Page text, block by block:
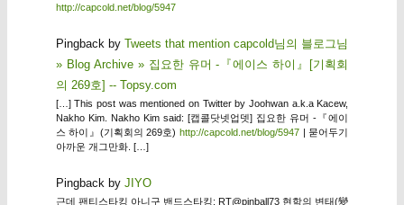
http://capcold.net/blog/5947
Pingback by Tweets that mention capcold님의 블로그님
» Blog Archive » 집요한 유머 -『에이스 하이』[기획회
의 269호] -- Topsy.com
[…] This post was mentioned on Twitter by Joohwan a.k.a Kacew,
Nakho Kim. Nakho Kim said: [캡콜닷넷업뎃] 집요한 유머 -『에이
스 하이』(기획회의 269호) http://capcold.net/blog/5947| 묻어두기
아까운 개그만화. […]
Pingback by JIYO
근데 팬티스타킹 아니구 밴드스타킹; RT@pinball73 현학의 변태(變